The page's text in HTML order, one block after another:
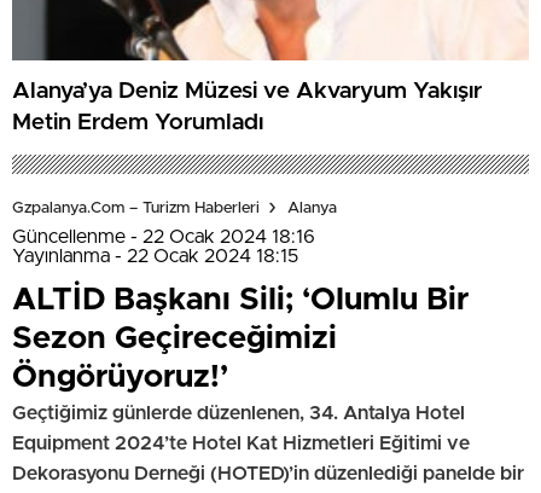
Alanya’ya Deniz Müzesi ve Akvaryum Yakışır
Metin Erdem Yorumladı
Gzpalanya.com – Turizm Haberleri Alanya
Güncellenme - 22 Ocak 2024 18:16
Yayınlanma - 22 Ocak 2024 18:15
ALTİD Başkanı Sili; ‘Olumlu Bir
Sezon Geçireceğimizi
Öngörüyoruz!’
Geçtiğimiz günlerde düzenlenen, 34. Antalya Hotel
Equipment 2024’te Hotel Kat Hizmetleri Eğitimi ve
Dekorasyonu Derneği (HOTED)’in düzenlediği panelde bir